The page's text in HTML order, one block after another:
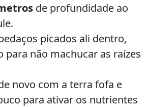
de profundidade ao
picados ali dentro,
para não machucar as raízes
novo com a terra fofa e
para ativar os nutrientes